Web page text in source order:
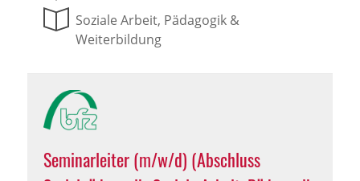
Soziale Arbeit, Pädagogik &
Weiterbildung
Seminarleiter (m/w/d) (Abschluss